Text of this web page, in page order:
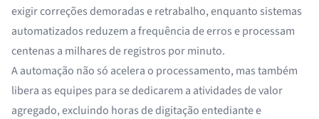
exigir correções demoradas e retrabalho, enquanto sistemas
automatizados reduzem a frequência de erros e processam
centenas a milhares de registros por minuto.
A automação não só acelera o processamento, mas também
libera as equipes para se dedicarem a atividades de valor
agregado, excluindo horas de digitação entediante e